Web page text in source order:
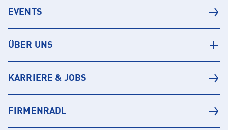
EVENTS
ÜBER UNS
KARRIERE & JOBS
FIRMENRADL